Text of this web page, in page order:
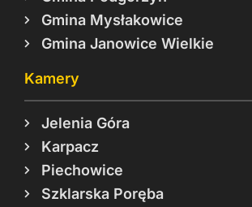
Gmina Mysłakowice
Gmina Janowice Wielkie
Kamery
Jelenia Góra
Karpacz
Piechowice
Szklarska Poręba